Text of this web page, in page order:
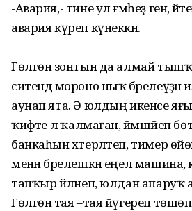
-Авария,- тине ул ғәмһеҙ генә,
авария күреп күнеккән.
Гөлгөнә зонтын да алмай
ситендә мороно ныҡ бәрелеүҙән
аунап ята. Ә юлдың икенсе
ҡиәфәте лә ҡалмаған, йәмшәйеп
банкаһын хәтерләтеп, тимер
менән бәрелешкән еңел машина,
тапҡыр әйләнеп, юлдан апаруҡ
Гөлгөнә тая –тая йүгереп